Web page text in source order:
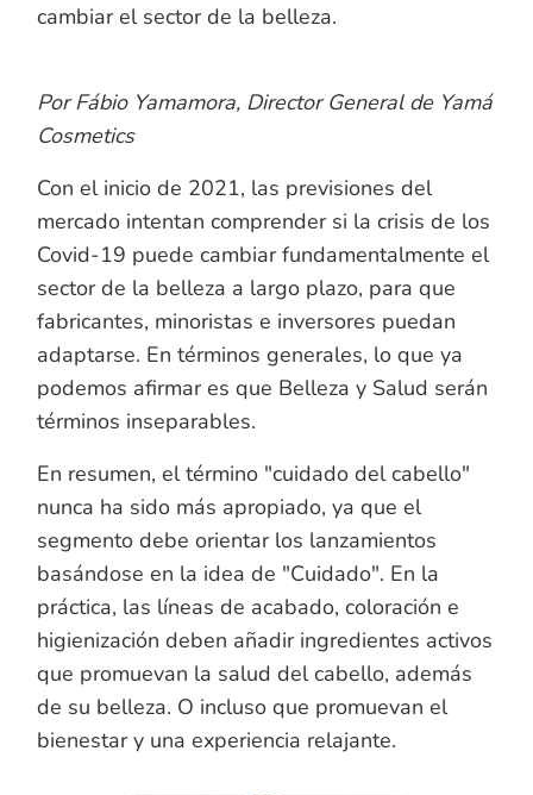
cambiar el sector de la belleza.
Por Fábio Yamamora, Director General de Yamá
Cosmetics
Con el inicio de 2021, las previsiones del
mercado intentan comprender si la crisis de los
Covid-19 puede cambiar fundamentalmente el
sector de la belleza a largo plazo, para que
fabricantes, minoristas e inversores puedan
adaptarse. En términos generales, lo que ya
podemos afirmar es que Belleza y Salud serán
términos inseparables.
En resumen, el término "cuidado del cabello"
nunca ha sido más apropiado, ya que el
segmento debe orientar los lanzamientos
basándose en la idea de "Cuidado". En la
práctica, las líneas de acabado, coloración e
higienización deben añadir ingredientes activos
que promuevan la salud del cabello, además
de su belleza. O incluso que promuevan el
bienestar y una experiencia relajante.